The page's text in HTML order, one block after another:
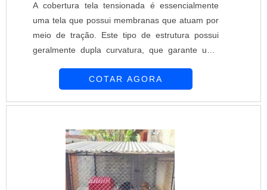
A cobertura tela tensionada é essencialmente
uma tela que possui membranas que atuam por
meio de tração. Este tipo de estrutura possui
geralmente dupla curvatura, que garante uma
são empregadas nos mais diferentes locais,
RESISTENTE Esta modalidade de cobertura é
leve e por esta razão é....
COTAR AGORA